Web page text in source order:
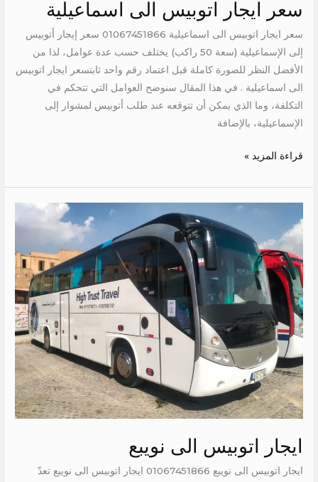
سعر ايجار اتوبيس الى اسماعيلية
سعر ايجار اتوبيس الى اسماعيلية 01067451866 سعر إيجار أتوبيس
إلى الإسماعيلية (سعة 50 راكب) يختلف حسب عدة عوامل، لذا من
الأفضل النظر للصورة كاملة قبل اعتماد رقم واحد ثابتسعر ايجار اتوبيس
الى اسماعيلية . في هذا المقال سنوضح العوامل التي تتحكم في
التكلفة، وما الذي يمكن أن تتوقعه عند طلب أتوبيس لمشوار إلى
الإسماعيلية، بالإضافة
قراءة المزيد »
ايجار اتوبيس الى نويبع
ايجار اتوبيس الى نويبع 01067451866 ايجار اتوبيس الى نويبع تعدّ
اتوبيس
الى
نويبع